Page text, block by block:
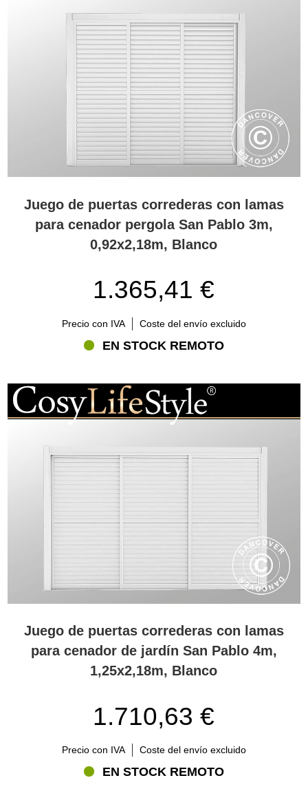
Juego de puertas correderas con lamas
para cenador pergola San Pablo 3m,
0,92x2,18m, Blanco
1.365,41 €
Precio con IVA Coste del envío excluido
EN STOCK REMOTO
Juego de puertas correderas con lamas
para cenador de jardín San Pablo 4m,
1,25x2,18m, Blanco
1.710,63 €
Precio con IVA Coste del envío excluido
EN STOCK REMOTO